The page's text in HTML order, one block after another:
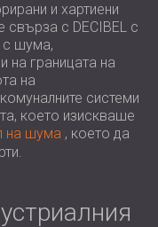
ЗА
АКУСТИЧНИ
АКУСТИЧНИ
ЗА ДАННИ
и хартиени
свърза с DECIBEL с
с шума,
на границата на
на
системи
което изискваше
на шума , което да